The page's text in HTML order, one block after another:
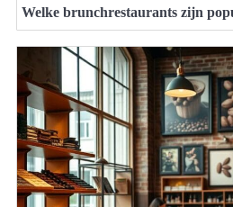
Welke brunchrestaurants zijn